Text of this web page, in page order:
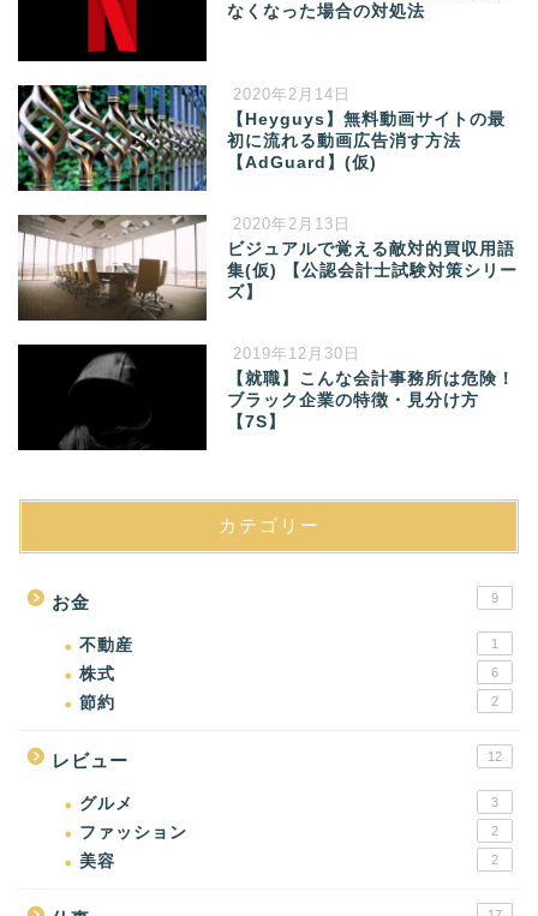
なくなった場合の対処法
2020年2月14日
【Heyguys】無料動画サイトの最
初に流れる動画広告消す方法
【AdGuard】(仮)
2020年2月13日
ビジュアルで覚える敵対的買収用語
集(仮) 【公認会計士試験対策シリー
ズ】
2019年12月30日
【就職】こんな会計事務所は危険！
ブラック企業の特徴・見分け方
【7S】
カテゴリー
お金 9
不動産 1
株式 6
節約 2
レビュー 12
グルメ 3
ファッション 2
美容 2